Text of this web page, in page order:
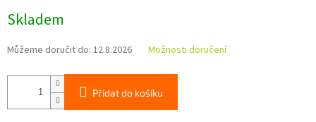
cena:
Skladem
Můžeme doručit do: 12.8.2026 Možnosti doručení
Přidat do košíku